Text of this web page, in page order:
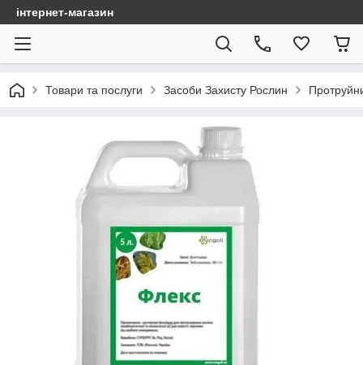
інтернет-магазин
Товари та послуги Засоби Захисту Рослин